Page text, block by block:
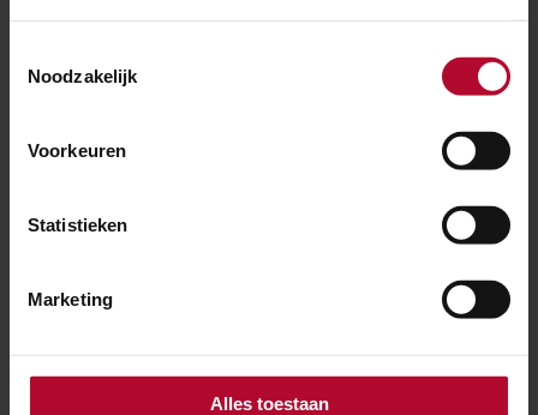
Noodzakelijk
Voorkeuren
Statistieken
Marketing
Alles toestaan